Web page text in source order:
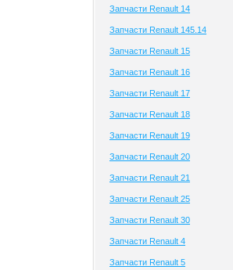
Запчасти Renault 14
Запчасти Renault 145.14
Запчасти Renault 15
Запчасти Renault 16
Запчасти Renault 17
Запчасти Renault 18
Запчасти Renault 19
Запчасти Renault 20
Запчасти Renault 21
Запчасти Renault 25
Запчасти Renault 30
Запчасти Renault 4
Запчасти Renault 5